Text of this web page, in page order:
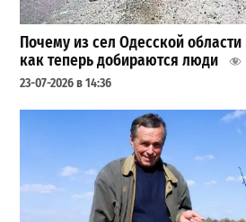
Почему из сел Одесской
как теперь добираются люди
23-07-2026 в 14:36